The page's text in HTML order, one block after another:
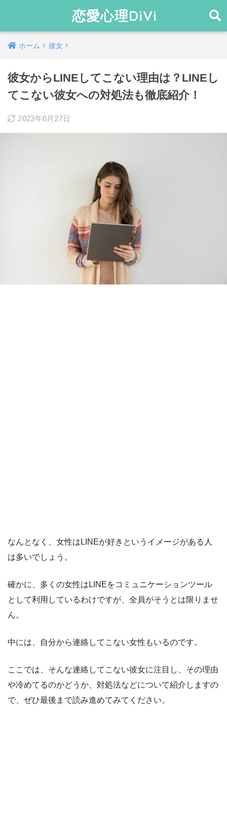
恋愛心理DiVi
ホーム 彼女
彼女からLINEしてこない理由は？LINEし
てこない彼女への対処法も徹底紹介！
2023年6月27日
なんとなく、女性はLINEが好きというイメージがある人
は多いでしょう。
確かに、多くの女性はLINEをコミュニケーションツール
として利用しているわけですが、全員がそうとは限りませ
ん。
中には、自分から連絡してこない女性もいるのです。
ここでは、そんな連絡してこない彼女に注目し、その理由
や冷めてるのかどうか、対処法などについて紹介しますの
で、ぜひ最後まで読み進めてみてください。